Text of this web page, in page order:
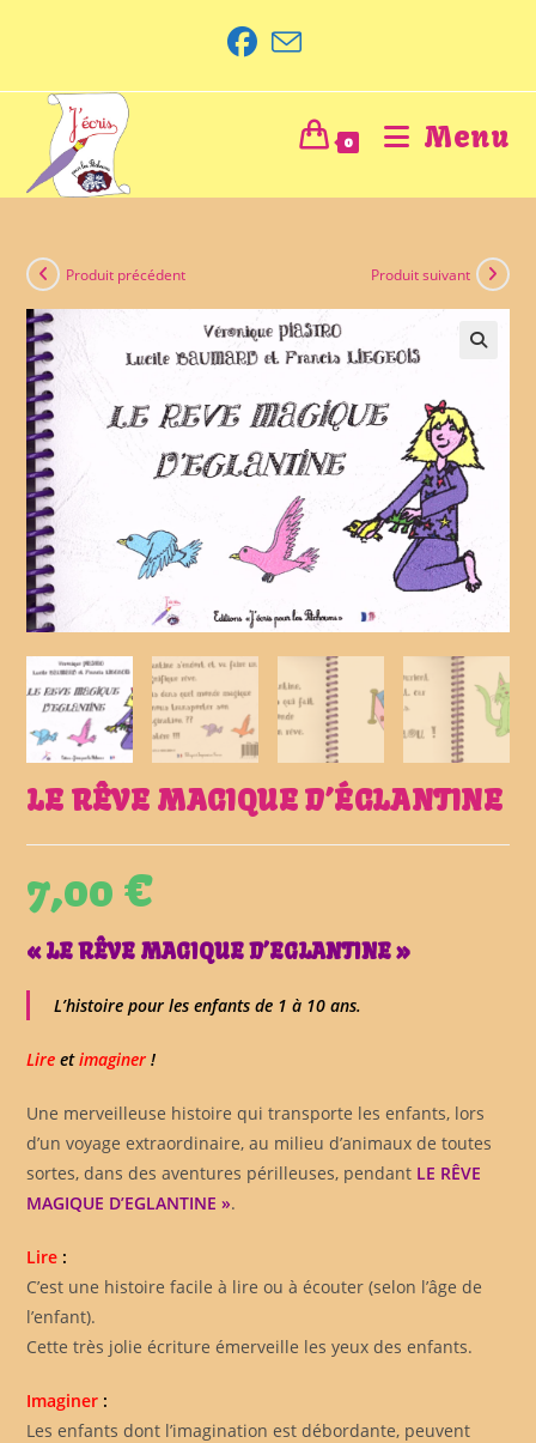
0 Menu
Produit précédent Produit suivant
LE RÊVE MAGIQUE D’ÉGLANTINE
7,00 €
« LE RÊVE MAGIQUE D’EGLANTINE »
L’histoire pour les enfants de 1 à 10 ans.
Lire et imaginer !
Une merveilleuse histoire qui transporte les enfants, lors
d’un voyage extraordinaire, au milieu d’animaux de toutes
sortes, dans des aventures périlleuses, pendant LE RÊVE
MAGIQUE D’EGLANTINE ».
Lire :
C’est une histoire facile à lire ou à écouter (selon l’âge de
l’enfant).
Cette très jolie écriture émerveille les yeux des enfants.
Imaginer :
Les enfants dont l’imagination est débordante, peuvent